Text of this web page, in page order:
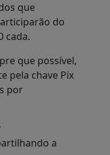
que
do
cada.
que possível,
pela chave Pix
por
a